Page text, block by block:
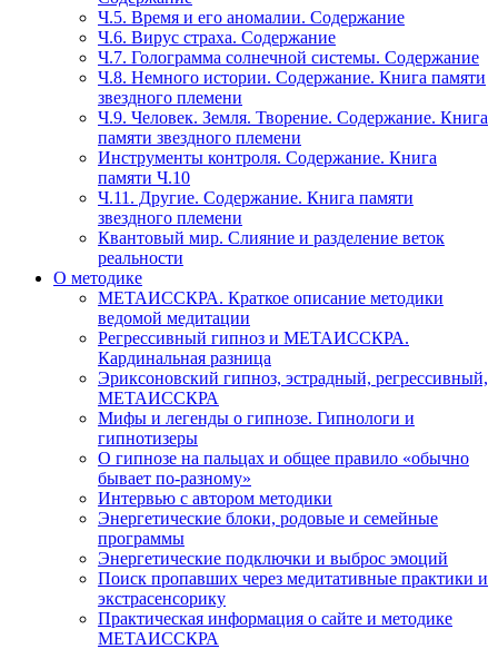
Ч.5. Время и его аномалии. Содержание
Ч.6. Вирус страха. Содержание
Ч.7. Голограмма солнечной системы. Содержание
Ч.8. Немного истории. Содержание. Книга памяти
звездного племени
Ч.9. Человек. Земля. Творение. Содержание. Книга
памяти звездного племени
Инструменты контроля. Содержание. Книга
памяти Ч.10
Ч.11. Другие. Содержание. Книга памяти
звездного племени
Квантовый мир. Слияние и разделение веток
реальности
О методике
МЕТАИССКРА. Краткое описание методики
ведомой медитации
Регрессивный гипноз и МЕТАИССКРА.
Кардинальная разница
Эриксоновский гипноз, эстрадный, регрессивный,
МЕТАИССКРА
Мифы и легенды о гипнозе. Гипнологи и
гипнотизеры
О гипнозе на пальцах и общее правило «обычно
бывает по-разному»
Интервью с автором методики
Энергетические блоки, родовые и семейные
программы
Энергетические подключки и выброс эмоций
Поиск пропавших через медитативные практики и
экстрасенсорику
Практическая информация о сайте и методике
МЕТАИССКРА